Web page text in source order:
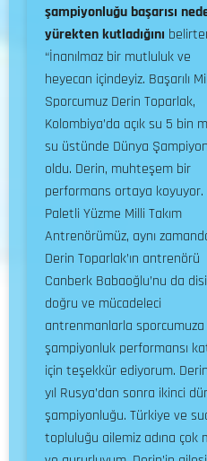
şampiyonluğu başarısı
yürekten kutladığını
“İnanılmaz bir mutluluk ve
heyecan içindeyiz. Başarılı
Sporcumuz Derin Toparlak,
Kolombiya’da açık su 5 bin
su üstünde Dünya
oldu. Derin, muhteşem bir
performans ortaya koyuyor.
Paletli Yüzme Milli Takım
Antrenörümüz, aynı
Derin Toparlak’ın antrenörü
Canberk Babaoğlu’nu da
doğru ve mücadeleci
antrenmanlarla sporcumuza
şampiyonluk performansı
için teşekkür ediyorum.
yıl Rusya’dan sonra ikinci
şampiyonluğu. Türkiye ve
topluluğu ailemiz adına çok